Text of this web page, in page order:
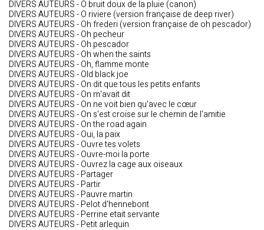
DIVERS AUTEURS - O bruit doux de la pluie (canon)
DIVERS AUTEURS - O riviere (version française de deep river)
DIVERS AUTEURS - Oh frederi (version française de oh pescador)
DIVERS AUTEURS - Oh pecheur
DIVERS AUTEURS - Oh pescador
DIVERS AUTEURS - Oh when the saints
DIVERS AUTEURS - Oh, flamme monte
DIVERS AUTEURS - Old black joe
DIVERS AUTEURS - On dit que tous les petits enfants
DIVERS AUTEURS - On m'avait dit
DIVERS AUTEURS - On ne voit bien qu'avec le cœur
DIVERS AUTEURS - On s'est croise sur le chemin de l'amitie
DIVERS AUTEURS - On the road again
DIVERS AUTEURS - Oui, la paix
DIVERS AUTEURS - Ouvre tes volets
DIVERS AUTEURS - Ouvre-moi la porte
DIVERS AUTEURS - Ouvrez la cage aux oiseaux
DIVERS AUTEURS - Partager
DIVERS AUTEURS - Partir
DIVERS AUTEURS - Pauvre martin
DIVERS AUTEURS - Pelot d'hennebont
DIVERS AUTEURS - Perrine etait servante
DIVERS AUTEURS - Petit arlequin